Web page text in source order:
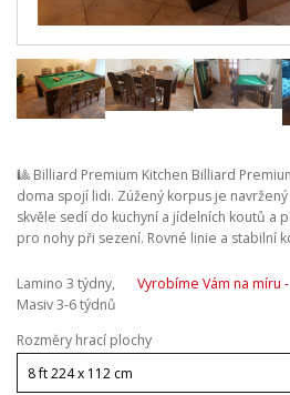
🎱 Billiard Premium Kitchen Billiard
doma spojí lidi. Zúžený korpus je
skvěle sedí do kuchyní a jídelních koutů a
pro nohy při sezení. Rovné linie a stabilní
Lamino 3 týdny,
Masiv 3-6 týdnů
Vyrobíme Vám na míru
Rozměry hrací plochy